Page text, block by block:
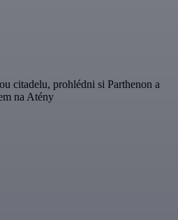
citadelu, prohlédni si Parthenon a
na Atény